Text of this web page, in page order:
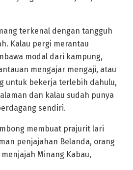
terkenal dengan tangguh
Kalau pergi merantau
modal dari kampung,
mengajar mengaji, atau
untuk bekerja terlebih dahulu,
dan kalau sudah punya
sendiri.
membuat prajurit lari
penjajahan Belanda, orang
Minang Kabau,